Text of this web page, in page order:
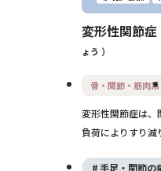
変形性関節症
ょう
骨・関節・筋肉系
変形性関節症は、
負荷によりすり減
手足・関節の